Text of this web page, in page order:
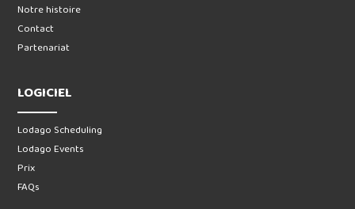
Notre histoire
Contact
Partenariat
LOGICIEL
Lodago Scheduling
Lodago Events
Prix
FAQs